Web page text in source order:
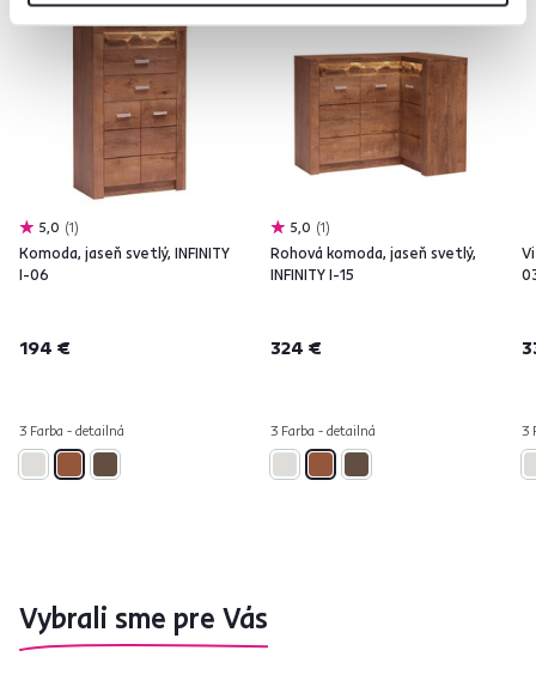
5,0 1
Komoda, jaseň svetlý, INFINITY
I-06
194 €
3 Farba - detailná
5,0 1
Rohová komoda, jaseň svetlý,
INFINITY I-15
324 €
3 Farba - detailná 3
Vybrali sme pre Vás